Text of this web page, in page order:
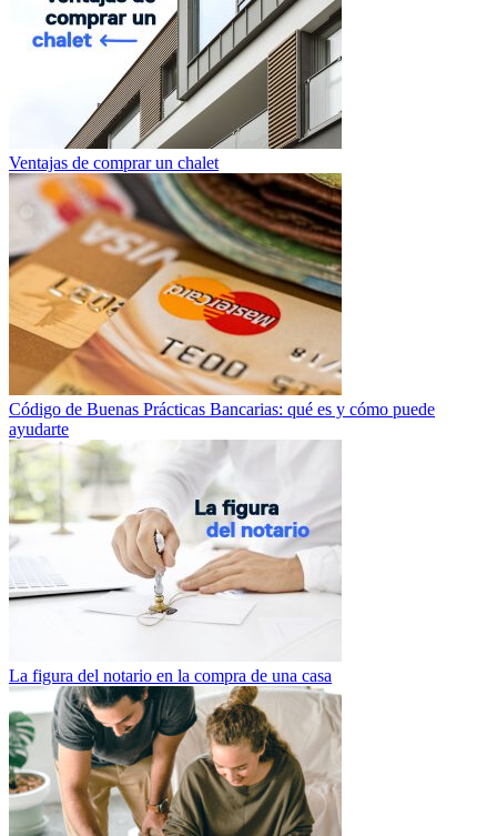
Ventajas de comprar un chalet
Código de Buenas Prácticas Bancarias: qué es y cómo puede
ayudarte
La figura del notario en la compra de una casa